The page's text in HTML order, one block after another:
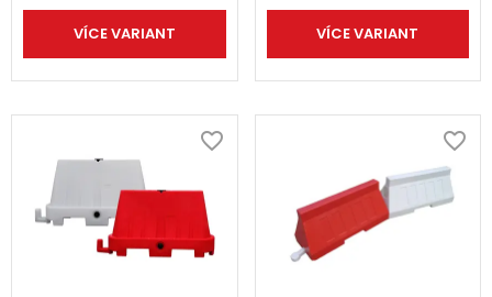
VÍCE VARIANT VÍCE VARIANT